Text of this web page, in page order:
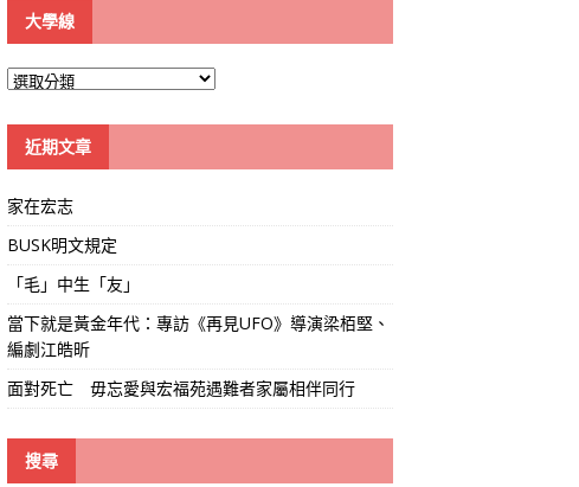
大學線
大
線
近期文章
家在宏志
BUSK明文規定
「毛」中生「友」
當下就是黃金年代：專訪《再見UFO》導演梁栢堅、
編劇江皓昕
面對死亡 毋忘愛與宏福苑遇難者家屬相伴同行
搜尋